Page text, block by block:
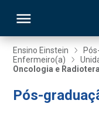
Ensino Einstein
Enfermeiro(a)
Oncologia e
Pós-